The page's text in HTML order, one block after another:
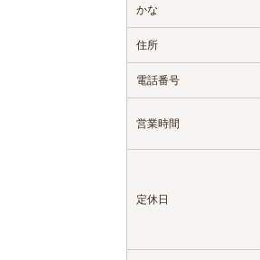
かな
住所
電話番号
営業時間
定休日